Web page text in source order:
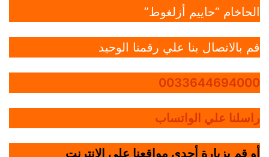
الحاخام “حاييم أزلغوط”
قم بالاتصال بنا علي رقمنا الوحيد
0033644694000
راسلنا علي الواتساب
أو قم بزيارة أحدي مواقعنا علي الانترنت